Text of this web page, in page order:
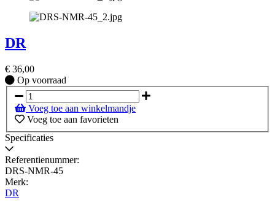
DR
€ 36,00
Op
voorraad
Op voorraad
Voeg toe aan winkelmandje
Voeg toe aan favorieten
Specificaties
Referentienummer:
DRS-NMR-45
Merk:
DR